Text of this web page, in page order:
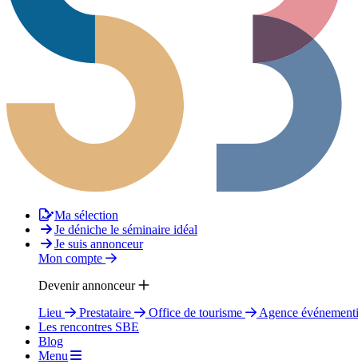
Ma sélection
Je déniche le séminaire idéal
Je suis annonceur
Mon compte
Devenir annonceur
Lieu
Prestataire Office de tourisme
Agence
Les rencontres SBE
Blog
Menu